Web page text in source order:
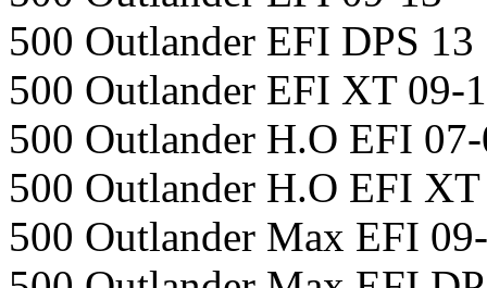
500 Outlander EFI DPS 13
500 Outlander EFI XT 09-
500 Outlander H.O EFI
500 Outlander H.O EFI
500 Outlander Max EFI